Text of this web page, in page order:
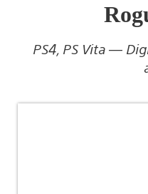
PS4, PS Vita —